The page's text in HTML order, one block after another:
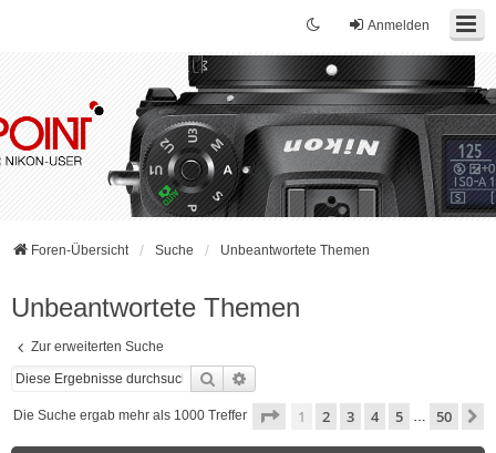
Anmelden
Foren-Übersicht Suche Unbeantwortete Themen
Unbeantwortete Themen
Zur erweiterten Suche
Suche
Die Suche ergab mehr als 1000 Treffer Seite 1von 50
1 2 3 4 5 … 50